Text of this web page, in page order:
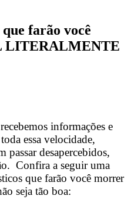
farão você
LITERALMENTE
informações e
essa velocidade,
passar desapercebidos,
Confira a seguir uma
que farão você morrer
seja tão boa: